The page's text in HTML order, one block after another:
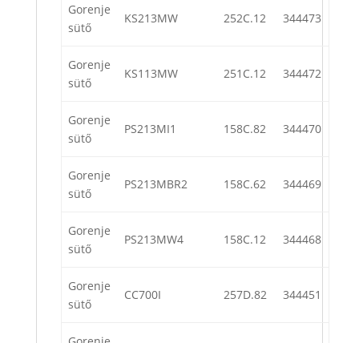
Gorenje
sütő
KS213MW 252C.12 344473
Gorenje
sütő
KS113MW 251C.12 344472
Gorenje
sütő
PS213MI1 158C.82 344470
Gorenje
sütő
PS213MBR2 158C.62 344469
Gorenje
sütő
PS213MW4 158C.12 344468
Gorenje
sütő
CC700I 257D.82 344451